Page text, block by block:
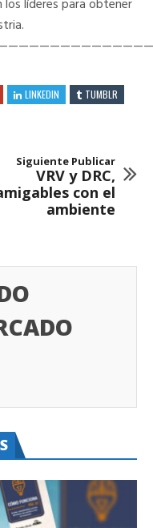
líderes para obtener
LINKEDIN
TUMBLR
Siguiente Publicar
VRV y DRC,
con el
ambiente